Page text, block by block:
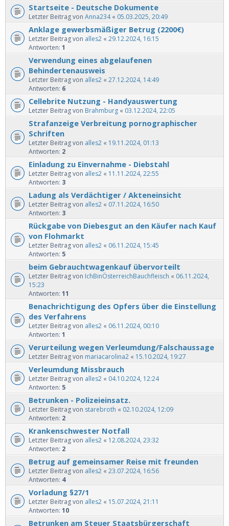
Startseite - Deutsche Dokumente
Letzter Beitrag von Anna234« 05.03.2025, 20:49
Anklage gewerbsmäßiger Betrug (2200€)
Letzter Beitrag von alles2 « 29.12.2024, 16:15
Antworten: 1
Verwendung eines abgelaufenen
Behindertenausweis
Letzter Beitrag von alles2 « 27.12.2024, 14:49
Antworten: 6
Cellebrite Nutzung - Handyauswertung
Letzter Beitrag von Brahmburg « 03.12.2024, 22:05
Strafanzeige Verbreitung pornographischer
Schriften
Letzter Beitrag von alles2 « 19.11.2024, 01:13
Antworten: 2
Einladung zu Einvernahme - Diebstahl
Letzter Beitrag von alles2 « 11.11.2024, 22:55
Antworten: 3
Ladung als Verdächtiger / Akteneinsicht
Letzter Beitrag von alles2 « 07.11.2024, 16:50
Antworten: 3
Rückgabe von Diebesgut an den Käufer nach Kauf
von Flohmarkt
Letzter Beitrag von alles2 « 06.11.2024, 15:45
Antworten: 5
beim Gebrauchtwagenkauf übervorteilt
Letzter Beitrag von IchBinÖsterreichBauchfleisch « 06.11.2024,
15:23
Antworten: 11
Benachrichtigung des Opfers über die Einstellung
des Verfahrens
Letzter Beitrag von alles2 « 06.11.2024, 00:10
Antworten: 1
Verurteilung wegen Verleumdung/Falschaussage
Letzter Beitrag von mariacarolina2 « 15.10.2024, 19:27
Verleumdung Missbrauch
Letzter Beitrag von alles2 « 04.10.2024, 12:24
Antworten: 5
Betrunken - Polizeieinsatz.
Letzter Beitrag von starebroth « 02.10.2024, 12:09
Antworten: 2
Krankenschwester Notfall
Letzter Beitrag von alles2 « 12.08.2024, 23:32
Antworten: 2
Betrug auf gemeinsamer Reise mit freunden
Letzter Beitrag von alles2 « 23.07.2024, 16:56
Antworten: 4
Vorladung §27/1
Letzter Beitrag von alles2 « 15.07.2024, 21:11
Antworten: 10
Betrunken am Steuer Staatsbürgerschaft